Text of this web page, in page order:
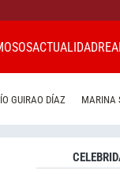
ACTUALIDAD
GUIRAO DÍAZ MARINA